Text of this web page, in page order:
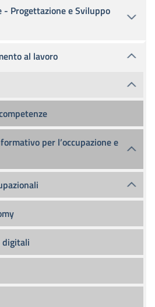
Progettazione e Sviluppo
al lavoro
per l’occupazione e
digitali